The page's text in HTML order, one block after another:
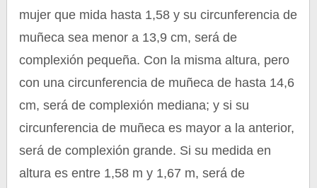
mujer que mida hasta 1,58 y su circunferencia de
muñeca sea menor a 13,9 cm, será de
complexión pequeña. Con la misma altura, pero
con una circunferencia de muñeca de hasta 14,6
cm, será de complexión mediana; y si su
circunferencia de muñeca es mayor a la anterior,
será de complexión grande. Si su medida en
altura es entre 1,58 m y 1,67 m, será de